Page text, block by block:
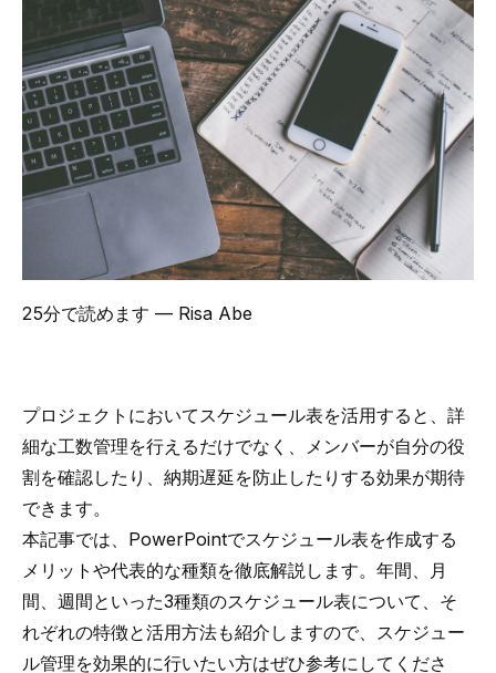
25分で読めます — Risa Abe
プロジェクトにおいてスケジュール表を活用すると、詳
細な工数管理を行えるだけでなく、メンバーが自分の役
割を確認したり、納期遅延を防止したりする効果が期待
できます。
本記事では、PowerPointでスケジュール表を作成する
メリットや代表的な種類を徹底解説します。年間、月
間、週間といった3種類のスケジュール表について、そ
れぞれの特徴と活用方法も紹介しますので、スケジュー
ル管理を効果的に行いたい方はぜひ参考にしてくださ